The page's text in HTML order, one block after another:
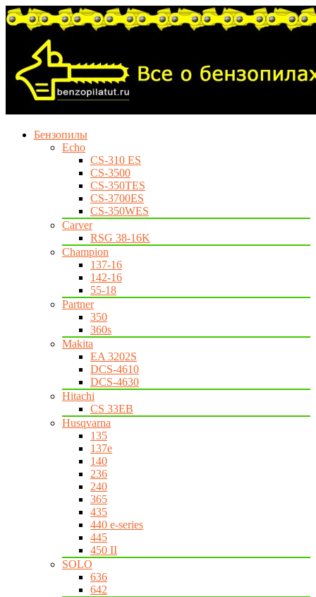
Бензопилы
Echo
CS-310 ES
CS-3500
CS-350TES
CS-3700ES
CS-350WES
Carver
RSG 38-16K
Champion
137-16
142-16
55-18
Partner
350
360s
Makita
EA 3202S
DCS-4610
DCS-4630
Hitachi
CS 33EB
Husqvarna
135
137e
140
236
240
365
435
440 e-series
445
450 II
SOLO
636
642